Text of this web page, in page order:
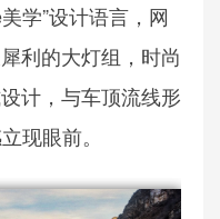
学”设计语言，网
利的大灯组，时尚
计，与车顶流线形
现眼前。